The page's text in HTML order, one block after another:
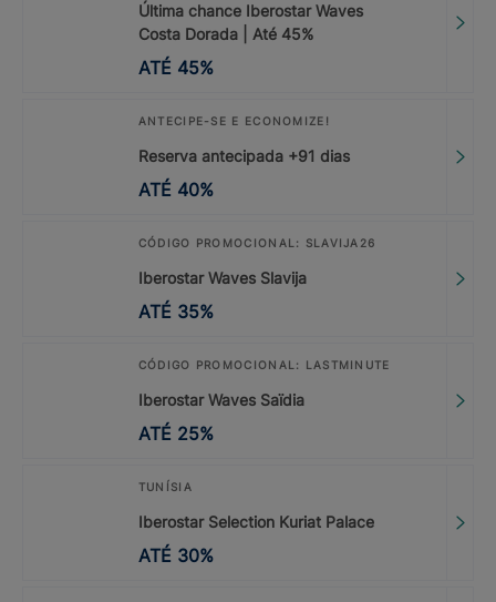
Última chance Iberostar Waves
Costa Dorada | Até 45%
ATÉ 45%
ANTECIPE-SE E ECONOMIZE!
Reserva antecipada +91 dias
ATÉ 40%
CÓDIGO PROMOCIONAL: SLAVIJA26
Iberostar Waves Slavija
ATÉ 35%
CÓDIGO PROMOCIONAL: LASTMINUTE
Iberostar Waves Saïdia
ATÉ 25%
TUNÍSIA
Iberostar Selection Kuriat Palace
ATÉ 30%